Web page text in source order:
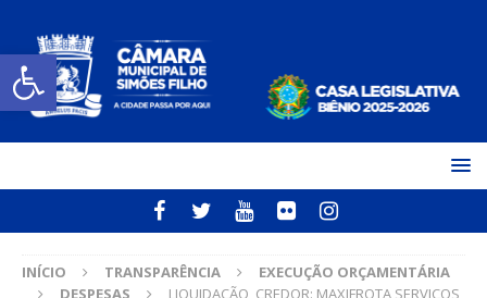
Open toolbar
INÍCIO TRANSPARÊNCIA
EXECUÇÃO ORÇAMENTÁRIA
DESPESAS
LIQUIDAÇÃO CREDOR: MAXIFROTA SERVIÇOS